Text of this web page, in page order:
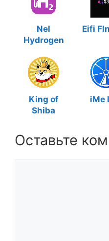
Nel
Hydrogen
Eifi
King of
Shiba
iMe
Оставьте